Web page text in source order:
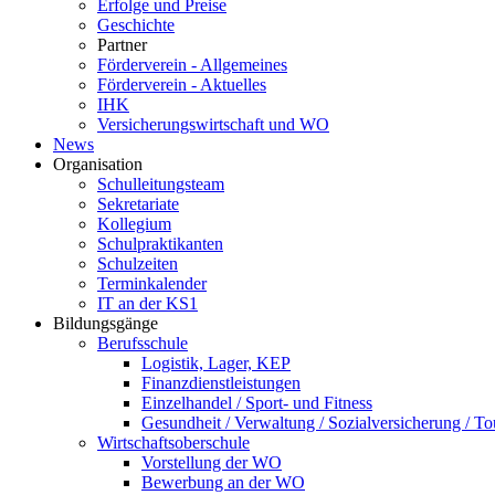
Erfolge und Preise
Geschichte
Partner
Förderverein - Allgemeines
Förderverein - Aktuelles
IHK
Versicherungswirtschaft und WO
News
Organisation
Schulleitungsteam
Sekretariate
Kollegium
Schulpraktikanten
Schulzeiten
Terminkalender
IT an der KS1
Bildungsgänge
Berufsschule
Logistik, Lager, KEP
Finanzdienstleistungen
Einzelhandel / Sport- und Fitness
Gesundheit / Verwaltung / Sozialversicherung /
Wirtschaftsoberschule
Vorstellung der WO
Bewerbung an der WO